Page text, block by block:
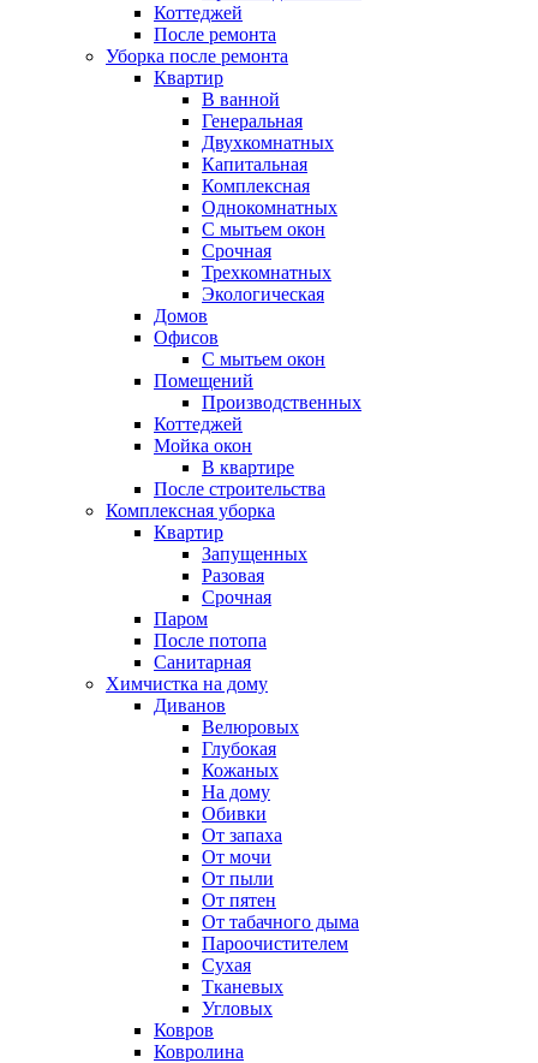
Коттеджей
После ремонта
Уборка после ремонта
Квартир
В ванной
Генеральная
Двухкомнатных
Капитальная
Комплексная
Однокомнатных
С мытьем окон
Срочная
Трехкомнатных
Экологическая
Домов
Офисов
С мытьем окон
Помещений
Производственных
Коттеджей
Мойка окон
В квартире
После строительства
Комплексная уборка
Квартир
Запущенных
Разовая
Срочная
Паром
После потопа
Санитарная
Химчистка на дому
Диванов
Велюровых
Глубокая
Кожаных
На дому
Обивки
От запаха
От мочи
От пыли
От пятен
От табачного дыма
Пароочистителем
Сухая
Тканевых
Угловых
Ковров
Ковролина